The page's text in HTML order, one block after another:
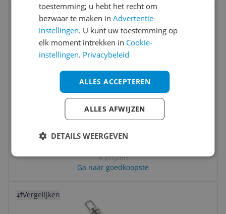
Vergelijken
Leifheit ProLine Knoflookpers - RVS -
4 prijzen
Ga naar goedkoopste
Bekijk product
Vergelijken
toestemming; u hebt het recht om
bezwaar te maken inAdvertentie-
instellingen. U kunt uw toestemming op
elk moment intrekken in Cookie-
instellingen. Privacybeleid
ALLES ACCEPTEREN
ALLES AFWIJZEN
DETAILS WEERGEVEN